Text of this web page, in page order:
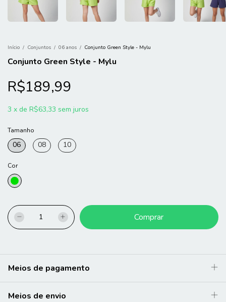
Início / Conjuntos / 06 anos / Conjunto Green Style - Mylu
Conjunto Green Style - Mylu
R$189,99
3 x de R$63,33 sem juros
Tamanho
06 08 10
Cor
Meios de pagamento
Meios de envio